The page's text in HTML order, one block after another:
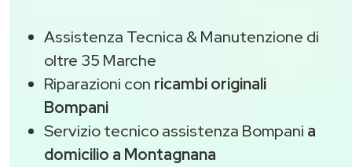
Assistenza Tecnica & Manutenzione di
oltre 35 Marche
Riparazioni con ricambi originali
Bompani
Servizio tecnico assistenza Bompani a
domicilio a Montagnana